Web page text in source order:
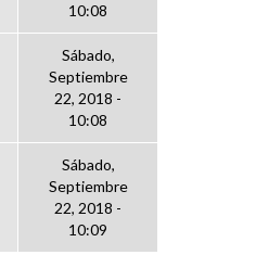
10:08
Sábado,
Septiembre
22, 2018 -
10:08
Sábado,
Septiembre
22, 2018 -
10:09